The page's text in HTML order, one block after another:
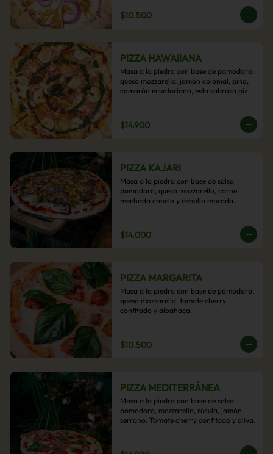
$10.500
PIZZA HAWAIIANA
Masa a la piedra con base de pomodoro,
queso mozzarella, jamón colonial, piña,
camarón ecuatoriano, esta sabrosa pizza
$14.900
PIZZA KAJARI
Masa a la piedra con base de salsa
pomodoro, queso mozzarella, carne
mechada choclo y cebolla morada.
$14.000
PIZZA MARGARITA
Masa a la piedra con base de pomodoro,
queso mozzarella, tomate cherry
confitado y albahaca.
$10.500
PIZZA MEDITERRÁNEA
Masa a la piedra con base de salsa
pomodoro, mozzarella, rúcula, jamón
serrano. Tomate cherry confitado y oliva.